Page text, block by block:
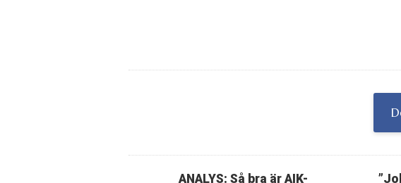
ANALYS: Så bra är AIK-